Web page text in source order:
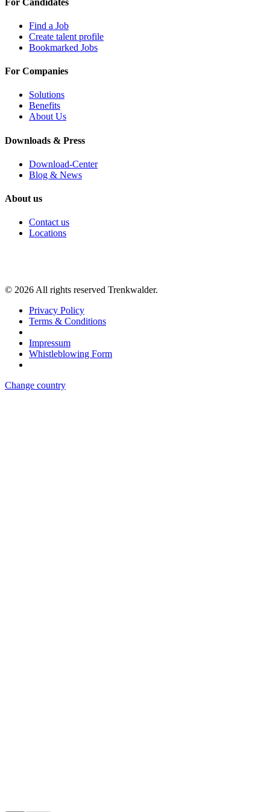
Find a Job
Create talent profile
Bookmarked Jobs
For Companies
Solutions
Benefits
About Us
Downloads & Press
Download-Center
Blog & News
About us
Contact us
Locations
© 2026 All rights reserved Trenkwalder.
Privacy Policy
Terms & Conditions
Impressum
Whistleblowing Form
Change country